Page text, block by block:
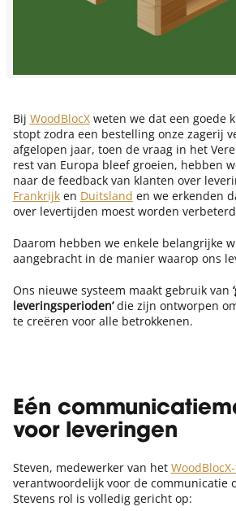
Bij WoodBlocXweten we dat een goede
stopt zodra een bestelling onze zagerij
afgelopen jaar, toen de vraag in het
rest van Europa bleef groeien, hebben
naar de feedback van klanten over
Frankrijken Duitsland en we erkenden
over levertijden moest worden
Daarom hebben we enkele belangrijke
aangebracht in de manier waarop ons
Ons nieuwe systeem maakt gebruik van
leveringsperioden’die zijn ontworpen
te creëren voor alle betrokkenen.
Eén
voor leveringen
Steven, medewerker van het
verantwoordelijk voor de communicatie
Stevens rol is volledig gericht op: